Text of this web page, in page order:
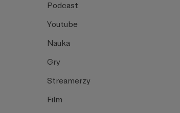
Podcast
Youtube
Nauka
Gry
Streamerzy
Film